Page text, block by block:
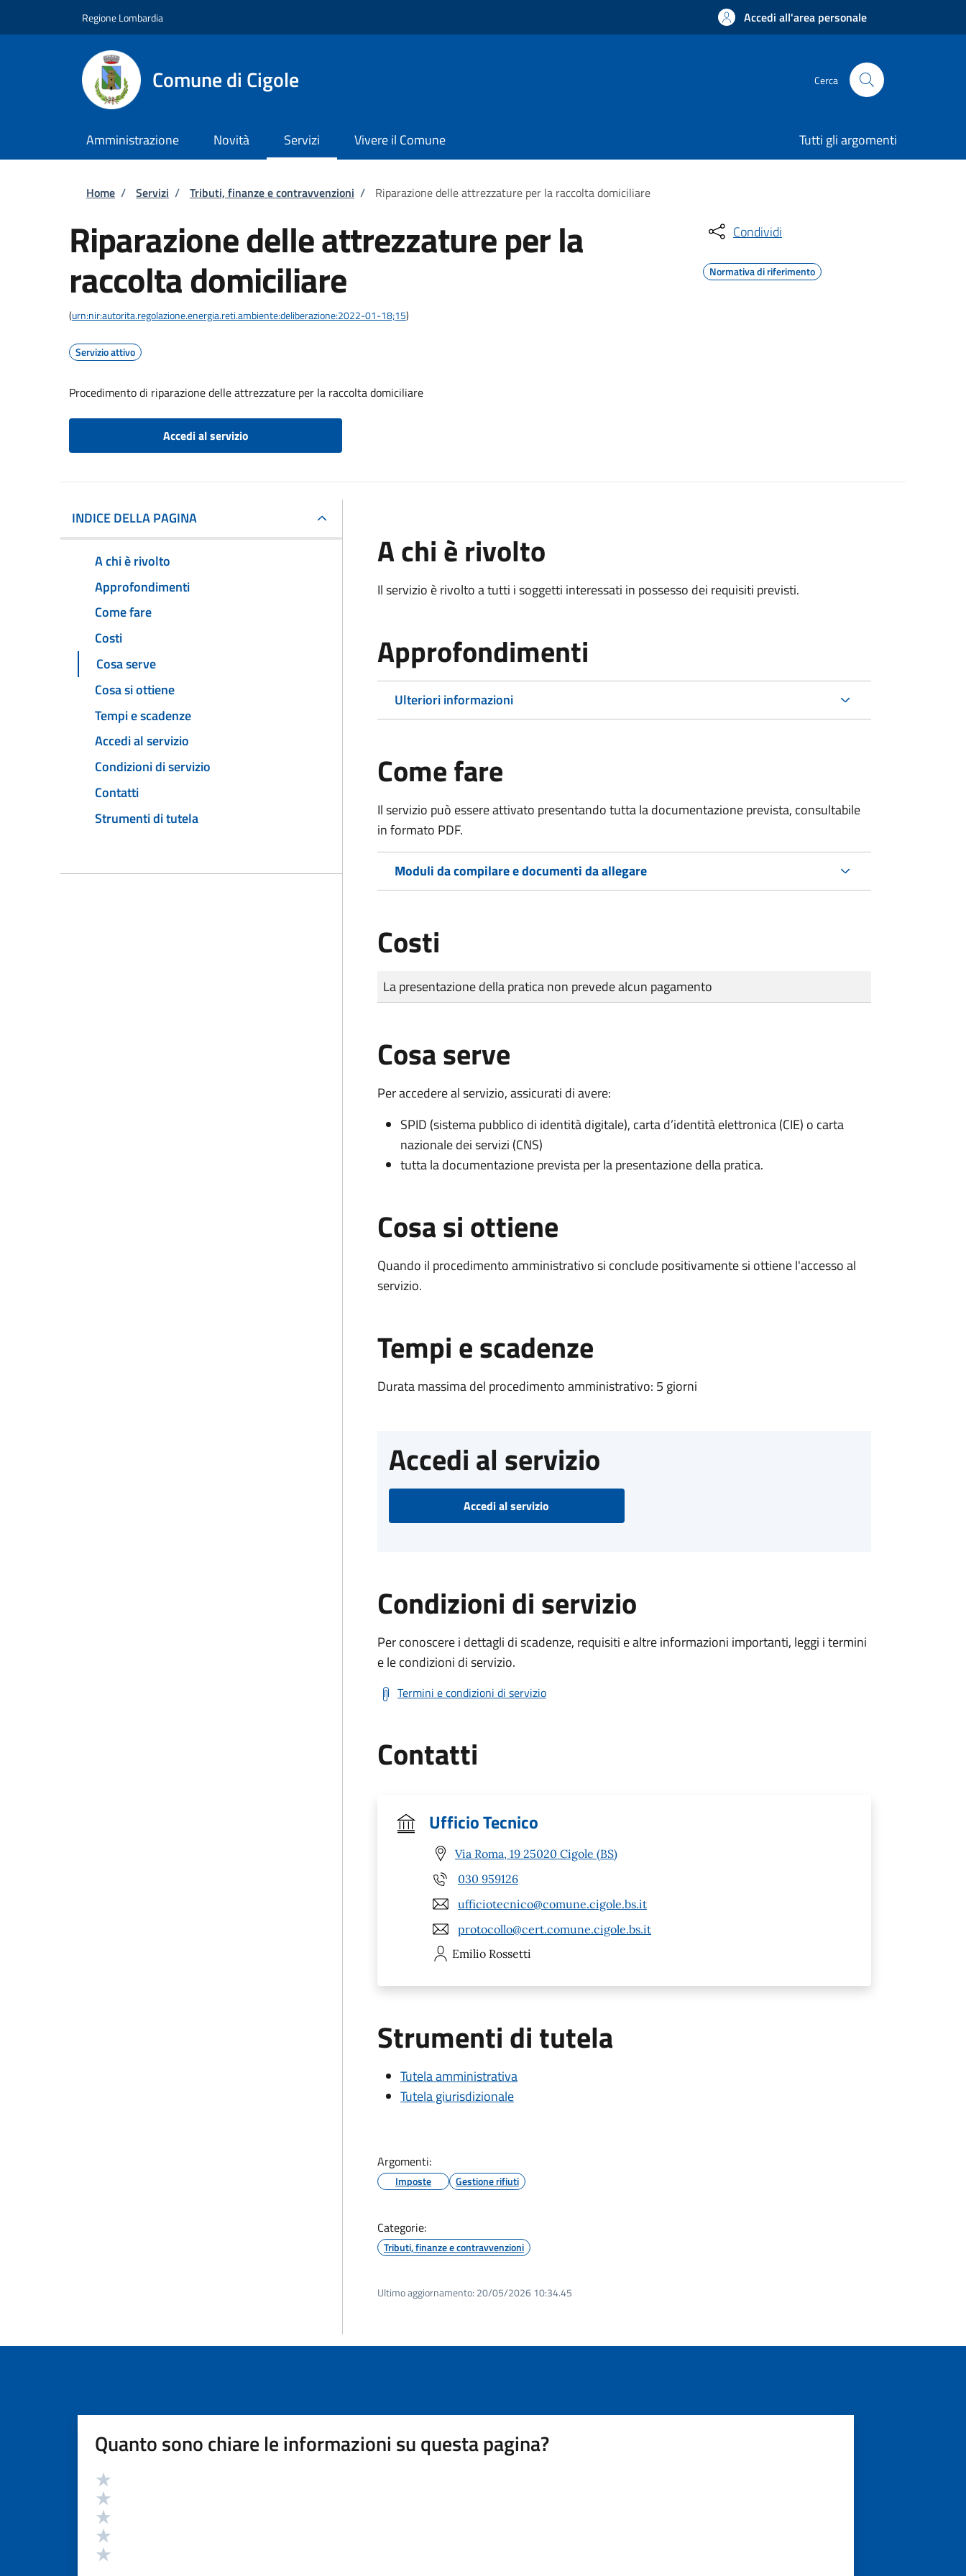
Regione Lombardia Accedi all'area personale
Comune di Cigole Cerca
Amministrazione Novità Servizi Vivere il Comune Tutti gli argomenti
Briciole di pane
Home / Servizi / Tributi, finanze e contravvenzioni / Riparazione delle attrezzature per la raccolta domiciliare
Riparazione delle attrezzature per la
raccolta domiciliare
(urn:nir:autorita.regolazione.energia.reti.ambiente:deliberazione:2022-01-18;15)
Servizio attivo
Procedimento di riparazione delle attrezzature per la raccolta domiciliare
Accedi al servizio
Condividi
Normativa di riferimento
INDICE DELLA PAGINA
A chi è rivolto
Approfondimenti
Come fare
Costi
Cosa serve
Cosa si ottiene
Tempi e scadenze
Accedi al servizio
Condizioni di servizio
Contatti
Strumenti di tutela
A chi è rivolto
Il servizio è rivolto a tutti i soggetti interessati in possesso dei requisiti previsti.
Approfondimenti
Ulteriori informazioni
Come fare
Il servizio può essere attivato presentando tutta la documentazione prevista, consultabile
in formato PDF.
Moduli da compilare e documenti da allegare
Costi
Tipo di pagamento
Importo
La presentazione della pratica non prevede alcun pagamento
Cosa serve
Per accedere al servizio, assicurati di avere:
SPID (sistema pubblico di identità digitale), carta d’identità elettronica (CIE) o carta
nazionale dei servizi (CNS)
tutta la documentazione prevista per la presentazione della pratica.
Cosa si ottiene
Quando il procedimento amministrativo si conclude positivamente si ottiene l'accesso al
servizio.
Tempi e scadenze
Durata massima del procedimento amministrativo: 5 giorni
Accedi al servizio
Accedi al servizio
Condizioni di servizio
Per conoscere i dettagli di scadenze, requisiti e altre informazioni importanti, leggi i termini
e le condizioni di servizio.
Termini e condizioni di servizio
Contatti
Ufficio Tecnico
Via Roma, 19 25020 Cigole (BS)
030 959126
ufficiotecnico@comune.cigole.bs.it
protocollo@cert.comune.cigole.bs.it
Emilio Rossetti
Strumenti di tutela
Tutela amministrativa
Tutela giurisdizionale
Argomenti:
Imposte Gestione rifiuti
Categorie:
Tributi, finanze e contravvenzioni
Ultimo aggiornamento: 20/05/2026 10:34.45
Quanto sono chiare le informazioni su questa pagina?
Valutazione